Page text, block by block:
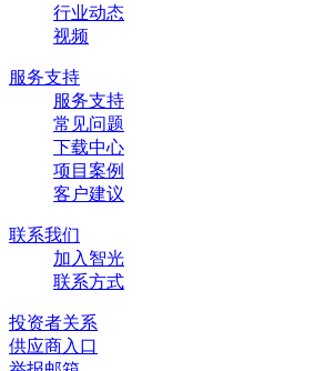
行业动态
视频
服务支持
服务支持
常见问题
下载中心
项目案例
客户建议
联系我们
加入智光
联系方式
投资者关系
供应商入口